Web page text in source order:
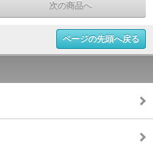
次の商品へ
ページの先頭へ戻る